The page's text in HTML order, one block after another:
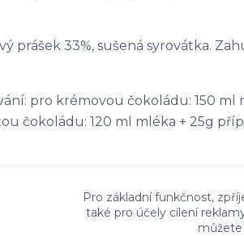
prášek 33%, sušená syrovátka.
pro krémovou čokoládu: 150 ml
čokoládu: 120 ml mléka + 25g
Pro základní funkčnost,
také pro účely cílení
můžete